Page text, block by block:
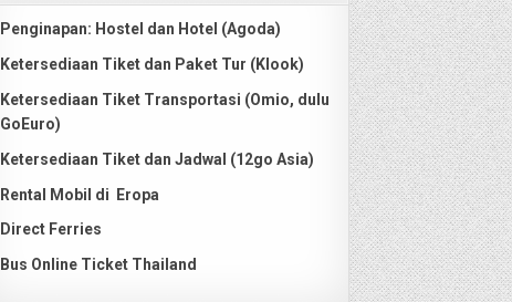
Penginapan: Hostel dan Hotel (Agoda)
Ketersediaan Tiket dan Paket Tur (Klook)
Ketersediaan Tiket Transportasi (Omio, dulu
GoEuro)
Ketersediaan Tiket dan Jadwal (12go Asia)
Rental Mobil di Eropa
Direct Ferries
Bus Online Ticket Thailand